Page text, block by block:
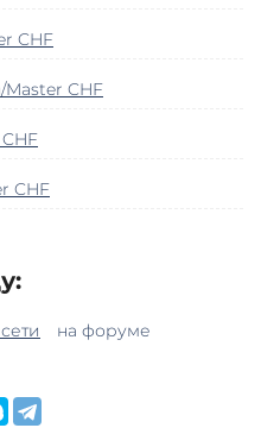
CHF
Master CHF
CHF
на форуме